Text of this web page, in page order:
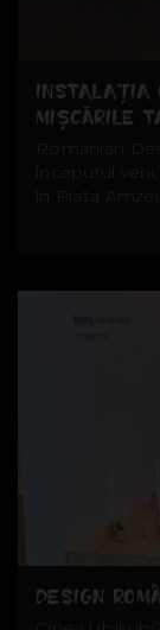
INSTALAȚIA
MIȘCĂRILE
Romanian
începutul
în Piața
DESIGN